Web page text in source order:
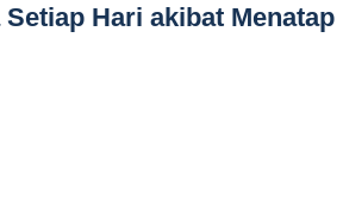
Hari akibat Menatap